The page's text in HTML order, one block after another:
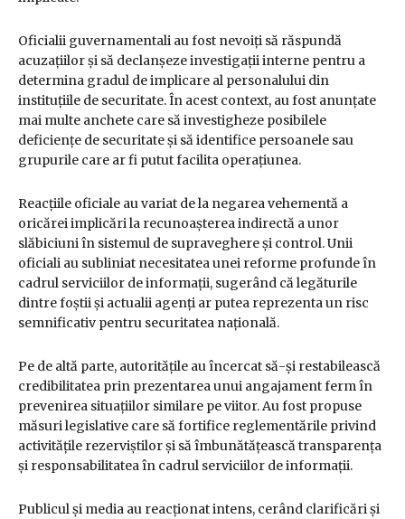
Oficialii guvernamentali au fost nevoiți să răspundă
acuzațiilor și să declanșeze investigații interne pentru a
determina gradul de implicare al personalului din
instituțiile de securitate. În acest context, au fost anunțate
mai multe anchete care să investigheze posibilele
deficiențe de securitate și să identifice persoanele sau
grupurile care ar fi putut facilita operațiunea.
Reacțiile oficiale au variat de la negarea vehementă a
oricărei implicări la recunoașterea indirectă a unor
slăbiciuni în sistemul de supraveghere și control. Unii
oficiali au subliniat necesitatea unei reforme profunde în
cadrul serviciilor de informații, sugerând că legăturile
dintre foștii și actualii agenți ar putea reprezenta un risc
semnificativ pentru securitatea națională.
Pe de altă parte, autoritățile au încercat să-și restabilească
credibilitatea prin prezentarea unui angajament ferm în
prevenirea situațiilor similare pe viitor. Au fost propuse
măsuri legislative care să fortifice reglementările privind
activitățile rezerviștilor și să îmbunătățească transparența
și responsabilitatea în cadrul serviciilor de informații.
Publicul și media au reacționat intens, cerând clarificări și